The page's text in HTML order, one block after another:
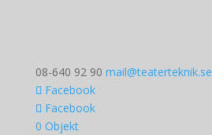
08-640 92 90 mail@teaterteknik.se
Facebook
Facebook
0 Objekt